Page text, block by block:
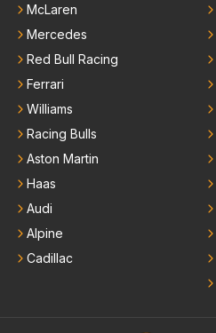
McLaren
Mercedes
Red Bull Racing
Ferrari
Williams
Racing Bulls
Aston Martin
Haas
Audi
Alpine
Cadillac